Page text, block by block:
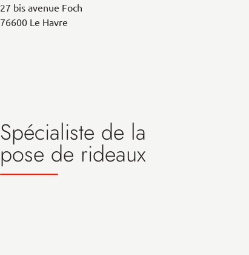
27 bis avenue Foch
76600 Le Havre
Spécialiste de la
pose de rideaux